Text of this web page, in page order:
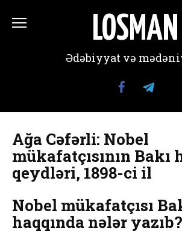
содержанию LOSMAN
Ədəbiyyat və
Ağa Cəfərli: Nobel
mükafatçısının Bakı
qeydləri, 1898-ci il
Nobel mükafatçısı
haqqında nələr yazıb?